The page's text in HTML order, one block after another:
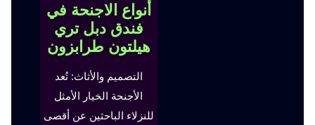
أنواع الاجنحة في
فندق دبل تري
هيلتون طرابزون
التصميم والأثاث: تُعد
الأجنحة الخيار الأمثل
للنزلاء الباحثين عن أقصى